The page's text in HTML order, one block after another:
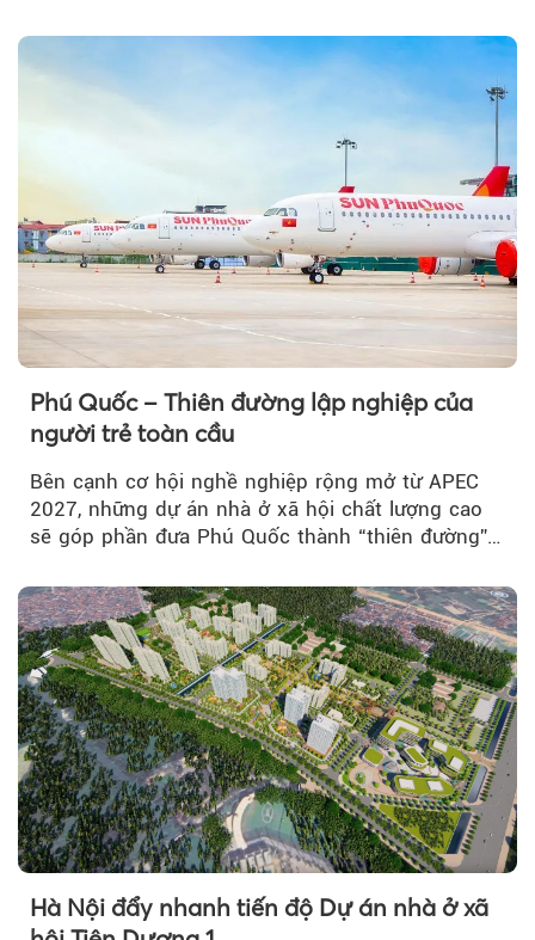
Phú Quốc – Thiên đường lập nghiệp của
người trẻ toàn cầu
Bên cạnh cơ hội nghề nghiệp rộng mở từ APEC
2027, những dự án nhà ở xã hội chất lượng cao
sẽ góp phần đưa Phú Quốc thành “thiên đường”
Hà Nội đẩy nhanh tiến độ Dự án nhà ở xã